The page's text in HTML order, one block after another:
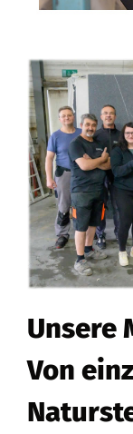
Unsere
Von